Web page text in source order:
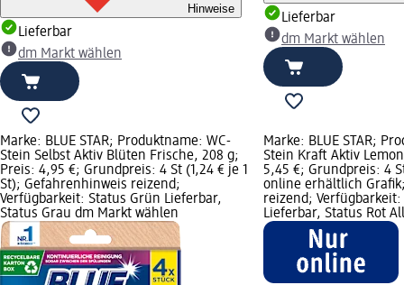
Hinweise
Lieferbar
dm Markt wählen
Lieferbar
dm Markt wählen
Marke: BLUE STAR; Produktname: WC-
Stein Selbst Aktiv Blüten Frische, 208 g;
Preis: 4,95 €; Grundpreis: 4 St (1,24 € je 1
St); Gefahrenhinweis reizend;
Verfügbarkeit: Status Grün Lieferbar,
Status Grau dm Markt wählen
Marke: BLUE STAR;
Stein Kraft Aktiv
5,45 €; Grundpreis: 4
online erhältlich
reizend;
Lieferbar, Status Rot